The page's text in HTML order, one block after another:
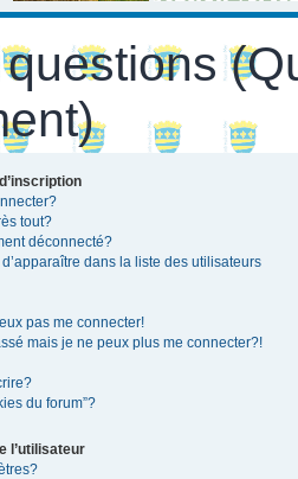
tout?
déconnecté?
dans la liste des utilisateurs
pas me connecter!
mais je ne peux plus me connecter?!
du forum”?
l’utilisateur